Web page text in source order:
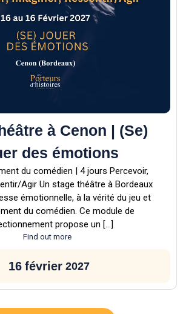
à Cenon | (Se)
des émotions
du comédien | 4 jours Percevoir,
Agir Un stage théâtre à Bordeaux
émotionnelle, à la vérité du jeu et
du comédien. Ce module de
propose un […]
Find out more
16 février 2027